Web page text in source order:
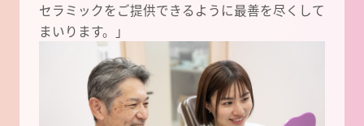
セラミックをご提供できるように最善を尽くして
まいります。」